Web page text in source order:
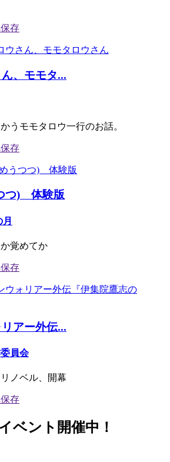
、モモタ...
うモモタロウ一行のお話。
つ) 体験版
覚めてか
アー外伝...
員会
ノベル、開幕
ベント開催中！